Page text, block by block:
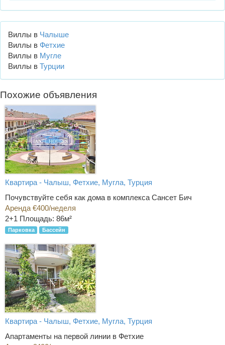
Виллы в Чалыше
Виллы в Фетхие
Виллы в Мугле
Виллы в Турции
Похожие объявления
Квартира - Чалыш, Фетхие, Мугла, Турция
Почувствуйте себя как дома в комплекса Сансет Бич
Аренда €400/неделя
2+1 Площадь: 86м²
Парковка Бассейн
Квартира - Чалыш, Фетхие, Мугла, Турция
Апартаменты на первой линии в Фетхие